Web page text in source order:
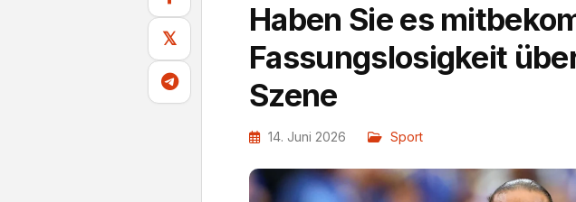
𝕏
Haben Sie es
Fassungslosigkeit
Szene
14. Juni 2026 Sport